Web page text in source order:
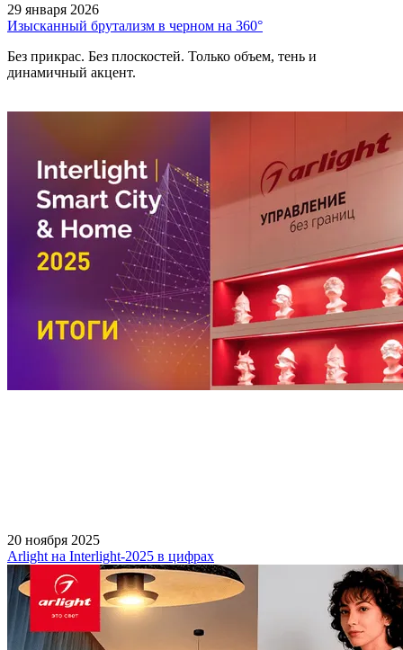
29 января 2026
Изысканный брутализм в черном на 360°
Без прикрас. Без плоскостей. Только объем, тень и
динамичный акцент.
20 ноября 2025
Arlight на Interlight-2025 в цифрах